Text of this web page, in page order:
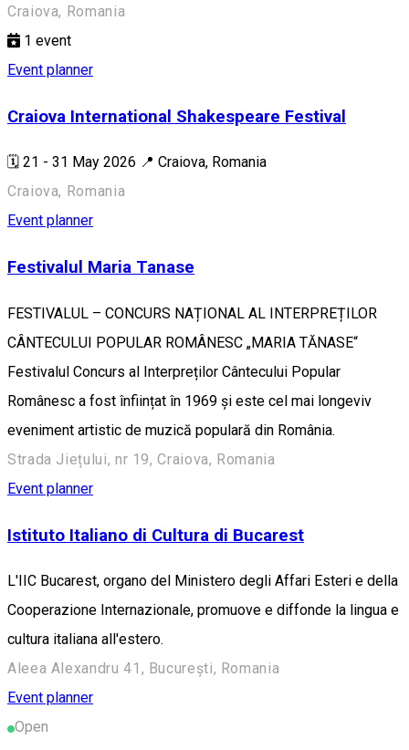
Craiova, Romania
1 event
Event planner
Craiova International Shakespeare Festival
🗓️ 21 - 31 May 2026 📍 Craiova, Romania
Craiova, Romania
Event planner
Festivalul Maria Tanase
FESTIVALUL – CONCURS NAȚIONAL AL INTERPREȚILOR
CÂNTECULUI POPULAR ROMÂNESC „MARIA TĂNASE“
Festivalul Concurs al Interpreților Cântecului Popular
Românesc a fost înființat în 1969 și este cel mai longeviv
eveniment artistic de muzică populară din România.
Strada Jiețului, nr 19, Craiova, Romania
Event planner
Istituto Italiano di Cultura di Bucarest
L'IIC Bucarest, organo del Ministero degli Affari Esteri e della
Cooperazione Internazionale, promuove e diffonde la lingua e
cultura italiana all'estero.
Aleea Alexandru 41, București, Romania
Event planner
Open